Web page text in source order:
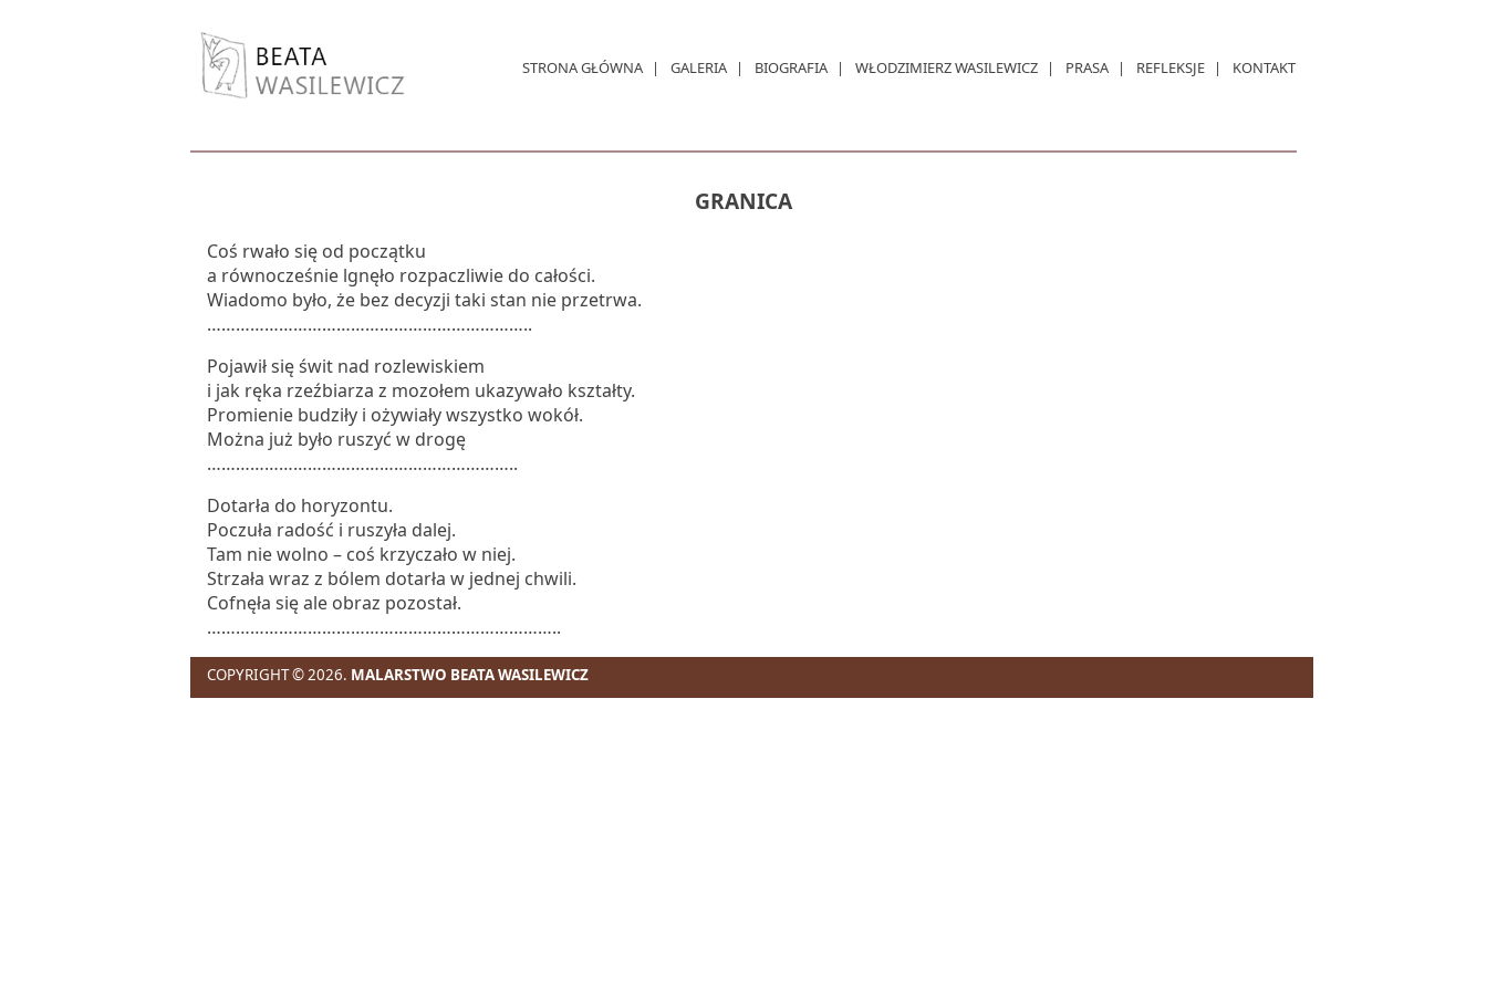
STRONA GŁÓWNA GALERIA BIOGRAFIA WŁODZIMIERZ WASILEWICZ PRASA REFLEKSJE KONTAKT
GRANICA
Coś rwało się od początku
a równocześnie lgnęło rozpaczliwie do całości.
Wiadomo było, że bez decyzji taki stan nie przetrwa.
…………………………………………………………..
Pojawił się świt nad rozlewiskiem
i jak ręka rzeźbiarza z mozołem ukazywało kształty.
Promienie budziły i ożywiały wszystko wokół.
Można już było ruszyć w drogę
………………………………………………………..
Dotarła do horyzontu.
Poczuła radość i ruszyła dalej.
Tam nie wolno – coś krzyczało w niej.
Strzała wraz z bólem dotarła w jednej chwili.
Cofnęła się ale obraz pozostał.
………………………………………………………………..
COPYRIGHT © 2026. MALARSTWO BEATA WASILEWICZ